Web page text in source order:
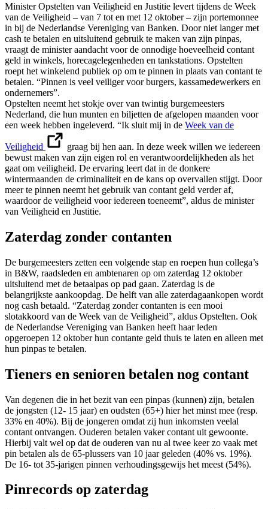
Minister Opstelten van Veiligheid en Justitie levert tijdens de Week
van de Veiligheid – van 7 tot en met 12 oktober – zijn portemonnee
in bij de Nederlandse Vereniging van Banken. Door niet langer met
cash te betalen en uitsluitend gebruik te maken van zijn pinpas,
vraagt de minister aandacht voor de onnodige hoeveelheid contant
geld in winkels, horecagelegenheden en tankstations. Opstelten
roept het winkelend publiek op om te pinnen in plaats van contant te
betalen. “Pinnen is veel veiliger voor burgers, kassamedewerkers en
ondernemers”.
Opstelten neemt het stokje over van twintig burgemeesters
Nederland, die hun munten en biljetten de afgelopen maanden voor
een week hebben ingeleverd. “Ik sluit mij in de Week van de
Veiligheid
graag bij hen aan. In deze week willen we iedereen
bewust maken van zijn eigen rol en verantwoordelijkheden als het
gaat om veiligheid. De ervaring leert dat in de donkere
wintermaanden de criminaliteit en de kans op overvallen stijgt. Door
meer te pinnen neemt het gebruik van contant geld verder af,
waardoor de veiligheid voor iedereen toeneemt”, aldus de minister
van Veiligheid en Justitie.
Zaterdag zonder contanten
De burgemeesters zetten een volgende stap en roepen hun collega’s
in B&W, raadsleden en ambtenaren op om zaterdag 12 oktober
uitsluitend met de betaalpas op pad gaan. Zaterdag is de
belangrijkste aankoopdag. De helft van alle zaterdagaankopen wordt
nog cash betaald. “Zaterdag zonder contanten is een mooi
slotakkoord van de Week van de Veiligheid”, aldus Opstelten. Ook
de Nederlandse Vereniging van Banken heeft haar leden
opgeroepen 12 oktober hun contante geld thuis te laten en alleen met
hun pinpas te betalen.
Tieners en senioren betalen nog contant
Van degenen die in het bezit van een pinpas (kunnen) zijn, betalen
de jongsten (12- 15 jaar) en oudsten (65+) hier het minst mee (resp.
33% en 40%). Bij de jongeren omdat zij hun inkomsten veelal
contant ontvangen. Ouderen betalen vaker contant uit gewoonte.
Hierbij valt wel op dat de ouderen van nu al twee keer zo vaak met
pin betalen als de 65-plussers van 10 jaar geleden (40% vs. 19%).
De 16- tot 35-jarigen pinnen verhoudingsgewijs het meest (54%).
Pinrecords op zaterdag